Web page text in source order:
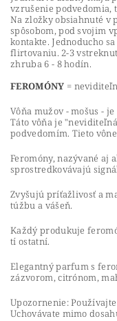
vzrušenie podvedomia,
Na zložky obsiahnuté v
spôsobom, pod svojim
kontakte. Jednoducho
flirtovaniu. 2-3
zhruba 6 - 8 hodín.
FEROMÓNY =
Vôňa mužov - mošus -
Táto vôňa je
podvedomím. Tieto
Feromóny, nazývané aj
sprostredkovávajú
Zvyšujú príťažlivosť a
túžbu a vášeň.
Každý produkuje
tí ostatní.
Elegantný parfum s
zázvorom, citrónom,
Upozornenie:
Uchovávate mimo